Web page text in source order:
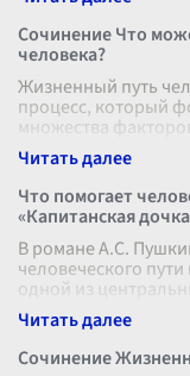
Сочинение Что
человека?
Жизненный путь
процесс, который
множества
оказывается в
Что помогает
«Капитанская
В романе А.С.
человеческого
одной из
сталкивается с
Сочинение